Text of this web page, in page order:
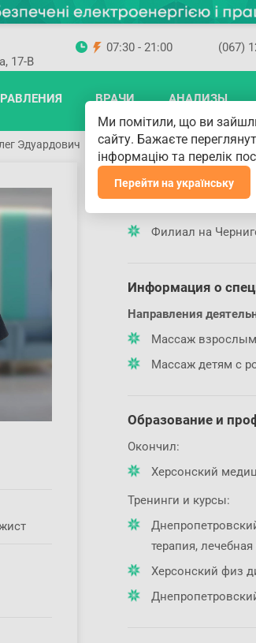
17-В
07:30 - 21:00 (067)
ВРАЧИ АНАЛИЗЫ
Эдуардович
Чупин Олег
Филиал на
Информация о
Направления
Массаж взрослым
Массаж детям с
Образование и
Окончил:
Херсонский
Тренинги и курсы:
терапия, лечебная
Херсонский физ
Ми помітили, що ви
сайту. Бажаєте
інформацію та перелік
Перейти на українську